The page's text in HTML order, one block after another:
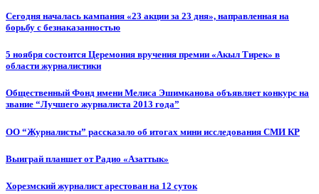
Сегодня началась кампания «23 акции за 23 дня», направленная на
борьбу с безнаказанностью
5 ноября состоится Церемония вручения премии «Акыл Тирек» в
области журналистики
Общественный Фонд имени Мелиса Эшимканова объявляет конкурс на
звание “Лучшего журналиста 2013 года”
ОО “Журналисты” рассказало об итогах мини исследования СМИ КР
Выиграй планшет от Радио «Азаттык»
Хорезмский журналист арестован на 12 суток